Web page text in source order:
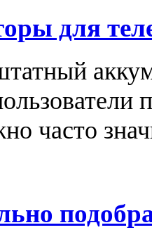
для
часто